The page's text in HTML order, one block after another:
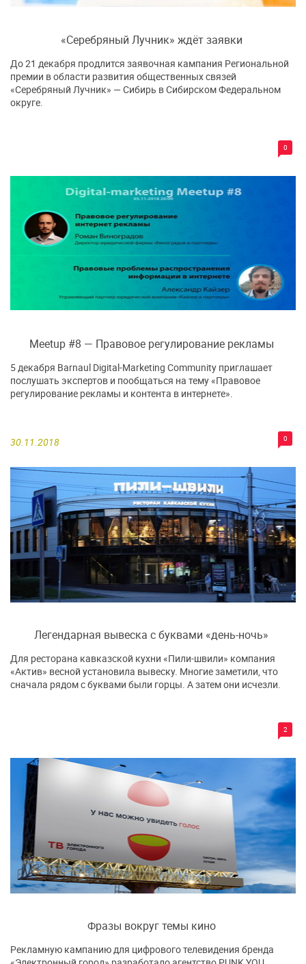
«Серебряный Лучник» ждёт заявки
0
До 21 декабря продлится заявочная кампания Региональной
премии в области развития общественных связей
«Серебряный Лучник» — Сибирь в Сибирском Федеральном
округе.
Meetup #8 — Правовое регулирование рекламы
30.11.2018 0
5 декабря Barnaul Digital-Marketing Community приглашает
послушать экспертов и пообщаться на тему «Правовое
регулирование рекламы и контента в интернете».
Легендарная вывеска с буквами «день-ночь»
2
Для ресторана кавказской кухни «Пили-швили» компания
«Актив» весной установила вывеску. Многие заметили, что
сначала рядом с буквами были горцы. А затем они исчезли.
Фразы вокруг темы кино
Рекламную кампанию для цифрового телевидения бренда